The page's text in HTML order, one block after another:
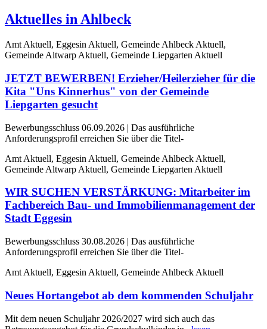
Aktuelles in Ahlbeck
Amt Aktuell, Eggesin Aktuell, Gemeinde Ahlbeck Aktuell,
Gemeinde Altwarp Aktuell, Gemeinde Liepgarten Aktuell
JETZT BEWERBEN! Erzieher/Heilerzieher für die
Kita "Uns Kinnerhus" von der Gemeinde
Liepgarten gesucht
Bewerbungsschluss 06.09.2026 | Das ausführliche
Anforderungsprofil erreichen Sie über die Titel-
Amt Aktuell, Eggesin Aktuell, Gemeinde Ahlbeck Aktuell,
Gemeinde Altwarp Aktuell, Gemeinde Liepgarten Aktuell
WIR SUCHEN VERSTÄRKUNG: Mitarbeiter im
Fachbereich Bau- und Immobilienmanagement der
Stadt Eggesin
Bewerbungsschluss 30.08.2026 | Das ausführliche
Anforderungsprofil erreichen Sie über die Titel-
Amt Aktuell, Eggesin Aktuell, Gemeinde Ahlbeck Aktuell
Neues Hortangebot ab dem kommenden Schuljahr
Mit dem neuen Schuljahr 2026/2027 wird sich auch das